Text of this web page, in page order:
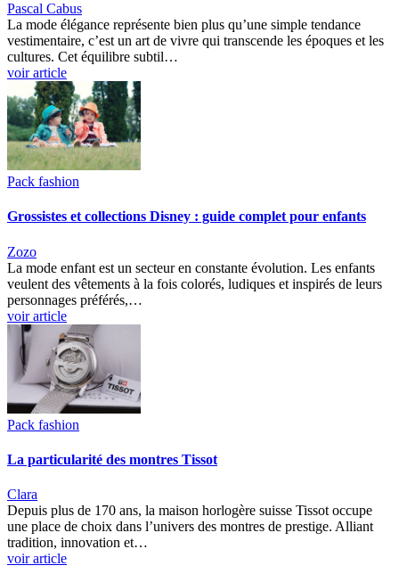
Pascal Cabus
La mode élégance représente bien plus qu’une simple tendance
vestimentaire, c’est un art de vivre qui transcende les époques et les
cultures. Cet équilibre subtil…
voir article
Pack fashion
Grossistes et collections Disney : guide complet pour enfants
Zozo
La mode enfant est un secteur en constante évolution. Les enfants
veulent des vêtements à la fois colorés, ludiques et inspirés de leurs
personnages préférés,…
voir article
Pack fashion
La particularité des montres Tissot
Clara
Depuis plus de 170 ans, la maison horlogère suisse Tissot occupe
une place de choix dans l’univers des montres de prestige. Alliant
tradition, innovation et…
voir article